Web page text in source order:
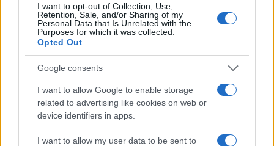
I want to opt-out of Collection, Use,
Retention, Sale, and/or Sharing of my
Personal Data that Is Unrelated with the
Purposes for which it was collected.
Opted Out
Google consents
I want to allow Google to enable storage
related to advertising like cookies on web or
device identifiers in apps.
I want to allow my user data to be sent to
Scopri la storia della pallavolo a Modena attraverso
una mostra unica
Ilaria Mauri · 7 Ago 2026